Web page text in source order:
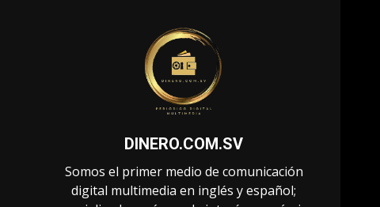
DINERO.COM.SV
Somos el primer medio de comunicación
digital multimedia en inglés y español;